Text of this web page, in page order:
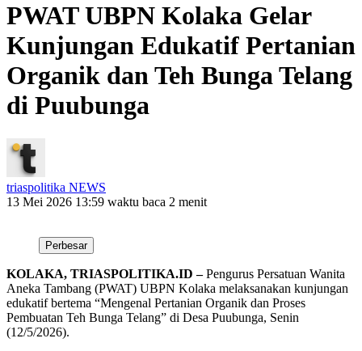
PWAT UBPN Kolaka Gelar
Kunjungan Edukatif Pertanian
Organik dan Teh Bunga Telang
di Puubunga
triaspolitika NEWS
13 Mei 2026 13:59 waktu baca 2 menit
Perbesar
KOLAKA, TRIASPOLITIKA.ID –Pengurus Persatuan Wanita
Aneka Tambang (PWAT) UBPN Kolaka melaksanakan kunjungan
edukatif bertema “Mengenal Pertanian Organik dan Proses
Pembuatan Teh Bunga Telang” di Desa Puubunga, Senin
(12/5/2026).